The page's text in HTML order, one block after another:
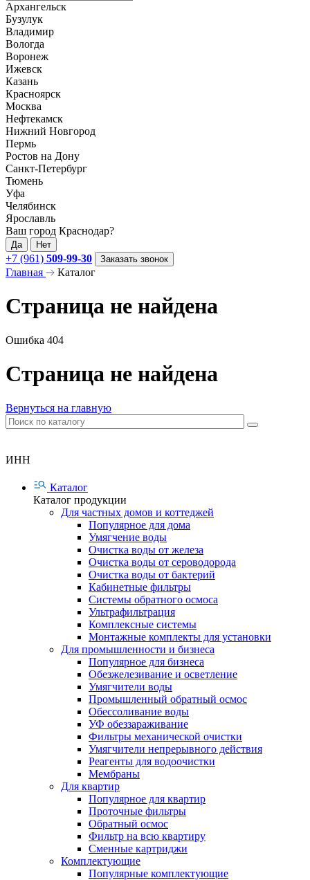
Архангельск
Бузулук
Владимир
Вологда
Воронеж
Ижевск
Казань
Красноярск
Москва
Нефтекамск
Нижний Новгород
Пермь
Ростов на Дону
Санкт-Петербург
Тюмень
Уфа
Челябинск
Ярославль
Ваш город Краснодар?
Да Нет
+7 (961) 509-99-30 Заказать звонок
Главная Каталог
Страница не найдена
Ошибка 404
Страница не найдена
Вернуться на главную
ИНН
Каталог
Каталог продукции
Для частных домов и коттеджей
Популярное для дома
Умягчение воды
Очистка воды от железа
Очистка воды от сероводорода
Очистка воды от бактерий
Кабинетные фильтры
Системы обратного осмоса
Ультрафильтрация
Комплексные системы
Монтажные комплекты для установки
Для промышленности и бизнеса
Популярное для бизнеса
Обезжелезивание и осветление
Умягчители воды
Промышленный обратный осмос
Обессоливание воды
УФ обеззараживание
Фильтры механической очистки
Умягчители непрерывного действия
Реагенты для водоочистки
Мембраны
Для квартир
Популярное для квартир
Проточные фильтры
Обратный осмос
Фильтр на всю квартиру
Сменные картриджи
Комплектующие
Популярные комплектующие